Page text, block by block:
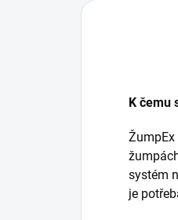
K čemu
systém
je